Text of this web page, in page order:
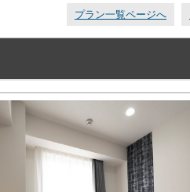
プラン一覧ページへ